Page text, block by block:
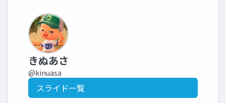
きぬあさ
@kinuasa
スライド一覧